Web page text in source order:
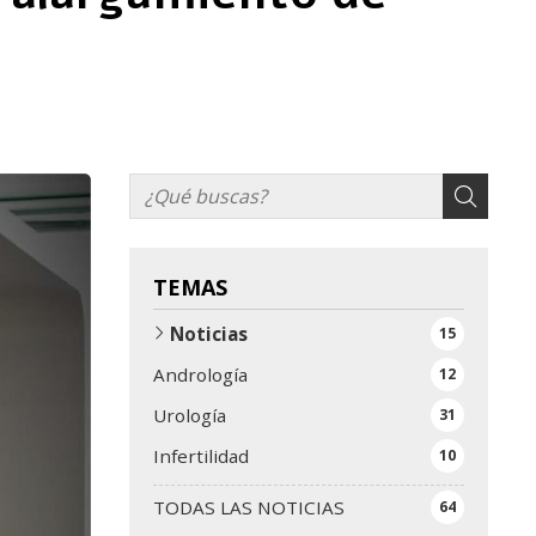
TEMAS
TODAS LAS NOTICIAS 64
Noticias 15
Andrología 12
Urología 31
Infertilidad 10